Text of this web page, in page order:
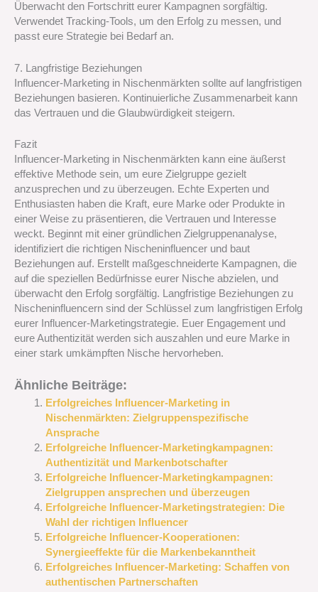
Überwacht den Fortschritt eurer Kampagnen sorgfältig.
Verwendet Tracking-Tools, um den Erfolg zu messen, und
passt eure Strategie bei Bedarf an.
7. Langfristige Beziehungen
Influencer-Marketing in Nischenmärkten sollte auf langfristigen
Beziehungen basieren. Kontinuierliche Zusammenarbeit kann
das Vertrauen und die Glaubwürdigkeit steigern.
Fazit
Influencer-Marketing in Nischenmärkten kann eine äußerst
effektive Methode sein, um eure Zielgruppe gezielt
anzusprechen und zu überzeugen. Echte Experten und
Enthusiasten haben die Kraft, eure Marke oder Produkte in
einer Weise zu präsentieren, die Vertrauen und Interesse
weckt. Beginnt mit einer gründlichen Zielgruppenanalyse,
identifiziert die richtigen Nischeninfluencer und baut
Beziehungen auf. Erstellt maßgeschneiderte Kampagnen, die
auf die speziellen Bedürfnisse eurer Nische abzielen, und
überwacht den Erfolg sorgfältig. Langfristige Beziehungen zu
Nischeninfluencern sind der Schlüssel zum langfristigen Erfolg
eurer Influencer-Marketingstrategie. Euer Engagement und
eure Authentizität werden sich auszahlen und eure Marke in
einer stark umkämpften Nische hervorheben.
Ähnliche Beiträge:
Erfolgreiches Influencer-Marketing in
Nischenmärkten: Zielgruppenspezifische
Ansprache
Erfolgreiche Influencer-Marketingkampagnen:
Authentizität und Markenbotschafter
Erfolgreiche Influencer-Marketingkampagnen:
Zielgruppen ansprechen und überzeugen
Erfolgreiche Influencer-Marketingstrategien: Die
Wahl der richtigen Influencer
Erfolgreiche Influencer-Kooperationen:
Synergieeffekte für die Markenbekanntheit
Erfolgreiches Influencer-Marketing: Schaffen von
authentischen Partnerschaften